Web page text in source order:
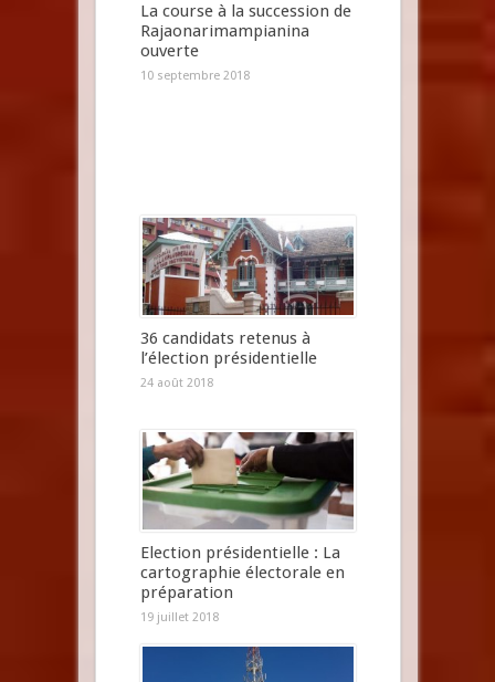
La course à la succession de
Rajaonarimampianina
ouverte
10 septembre 2018
36 candidats retenus à
l’élection présidentielle
24 août 2018
Election présidentielle : La
cartographie électorale en
préparation
19 juillet 2018